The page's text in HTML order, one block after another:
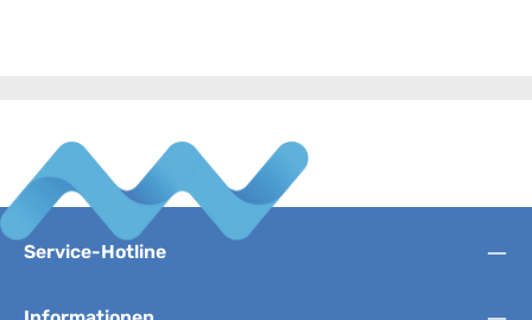
Service-Hotline